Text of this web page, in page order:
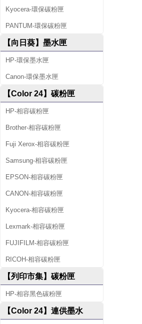
Kyocera-環保碳粉匣
PANTUM-環保碳粉匣
【向日葵】墨水匣
HP-環保墨水匣
Canon-環保墨水匣
【Color 24】碳粉匣
HP-相容碳粉匣
Brother-相容碳粉匣
Fuji Xerox-相容碳粉匣
Samsung-相容碳粉匣
EPSON-相容碳粉匣
CANON-相容碳粉匣
Kyocera-相容碳粉匣
Lexmark-相容碳粉匣
FUJIFILM-相容碳粉匣
RICOH-相容碳粉匣
【列印市集】碳粉匣
HP-相容黑色碳粉匣
【Color 24】連供墨水